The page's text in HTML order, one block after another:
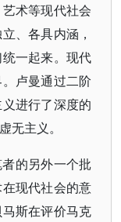
术等现代社会
、各具内涵，
一起来。现代
卢曼通过二阶
进行了深度的
无主义。
的另外一个批
现代社会的意
马斯在评价马克